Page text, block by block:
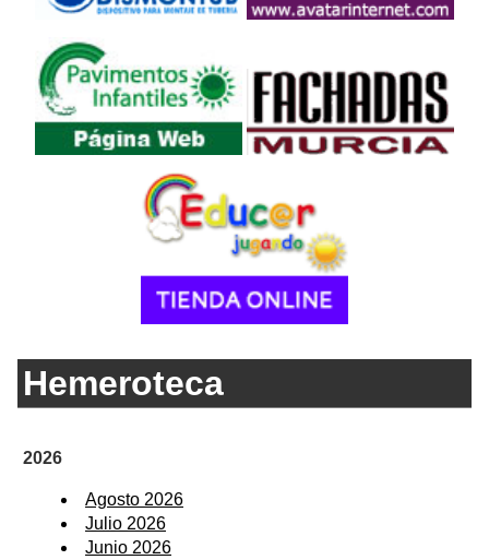
Hemeroteca
2026
Agosto 2026
Julio 2026
Junio 2026